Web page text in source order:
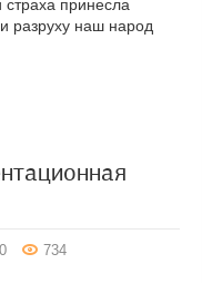
принесла
разруху наш народ
0 734